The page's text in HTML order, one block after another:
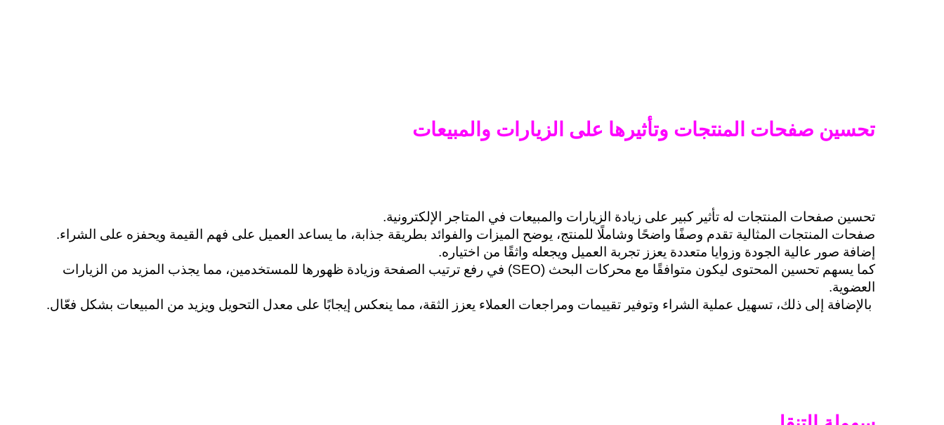
تحسين صفحات المنتجات وتأثيرها على الزيارات والمبيعات
تحسين صفحات المنتجات له تأثير كبير على زيادة الزيارات والمبيعات في المتاجر الإلكترونية.
صفحات المنتجات المثالية تقدم وصفًا واضحًا وشاملًا للمنتج، يوضح الميزات والفوائد بطريقة جذابة، ما يساعد العميل على فهم القيمة ويحفزه على الشراء.
إضافة صور عالية الجودة وزوايا متعددة يعزز تجربة العميل ويجعله واثقًا من اختياره.
العضوية.
بالإضافة إلى ذلك، تسهيل عملية الشراء وتوفير تقييمات ومراجعات العملاء يعزز الثقة، مما ينعكس إيجابًا على معدل التحويل ويزيد من المبيعات بشكل فعّال.